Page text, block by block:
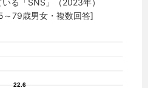
る「SNS」（2023年）
～79歳男女・複数回答]